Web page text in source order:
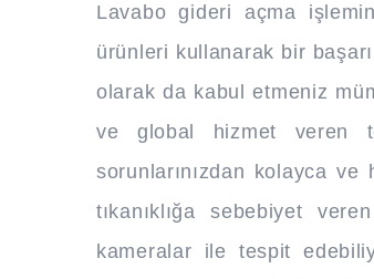
Lavabo gideri açma
ürünleri kullanarak bir
olarak da kabul etmeniz
ve global hizmet veren
sorunlarınızdan kolayca
tıkanıklığa sebebiyet
kameralar ile tespit